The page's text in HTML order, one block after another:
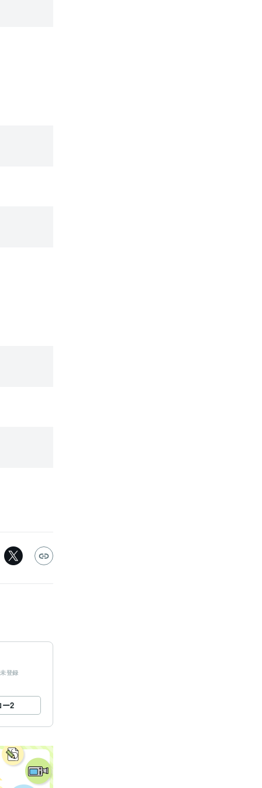
未登録
ー2